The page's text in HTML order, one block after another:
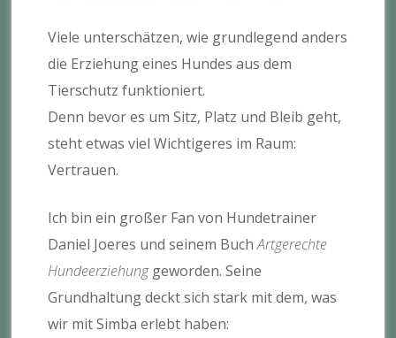
Viele unterschätzen, wie grundlegend anders
die Erziehung eines Hundes aus dem
Tierschutz funktioniert.
Denn bevor es um Sitz, Platz und Bleib geht,
steht etwas viel Wichtigeres im Raum:
Vertrauen.
Ich bin ein großer Fan von Hundetrainer
Daniel Joeres und seinem BuchArtgerechte
Hundeerziehunggeworden. Seine
Grundhaltung deckt sich stark mit dem, was
wir mit Simba erlebt haben: